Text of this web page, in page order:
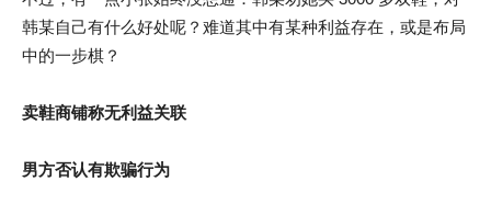
韩某自己有什么好处呢？难道其中有某种利益存在，或是布局
中的一步棋？
卖鞋商铺称无利益关联
男方否认有欺骗行为